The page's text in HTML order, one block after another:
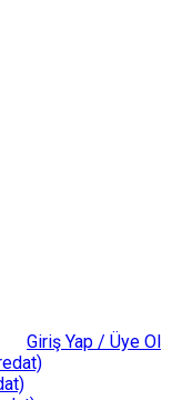
Giriş Yap / Üye Ol